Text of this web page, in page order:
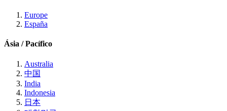
Europe
España
Ásia / Pacífico
Australia
中国
India
Indonesia
日本